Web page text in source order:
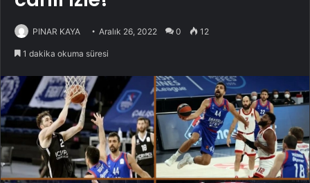
PINAR KAYA Aralık 26, 2022 0 12
1 dakika okuma süresi